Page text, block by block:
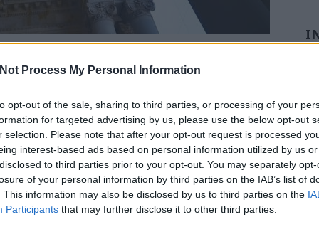
Process My Personal Information
opt-out of the sale, sharing to third parties, or processing of your
for targeted advertising by us, please use the below opt-out
selection. Please note that after your opt-out request is processed
interest-based ads based on personal information utilized by us
to third parties prior to your opt-out. You may separately
of your personal information by third parties on the IAB’s list of
This information may also be disclosed by us to third parties on the
Participants that may further disclose it to other third parties.
útbaejteni magát a székesegyházat is, hiszen
a Szent Jobbot is.
don't miss to enter the building as well. The inside is
the Holy Right is placed.